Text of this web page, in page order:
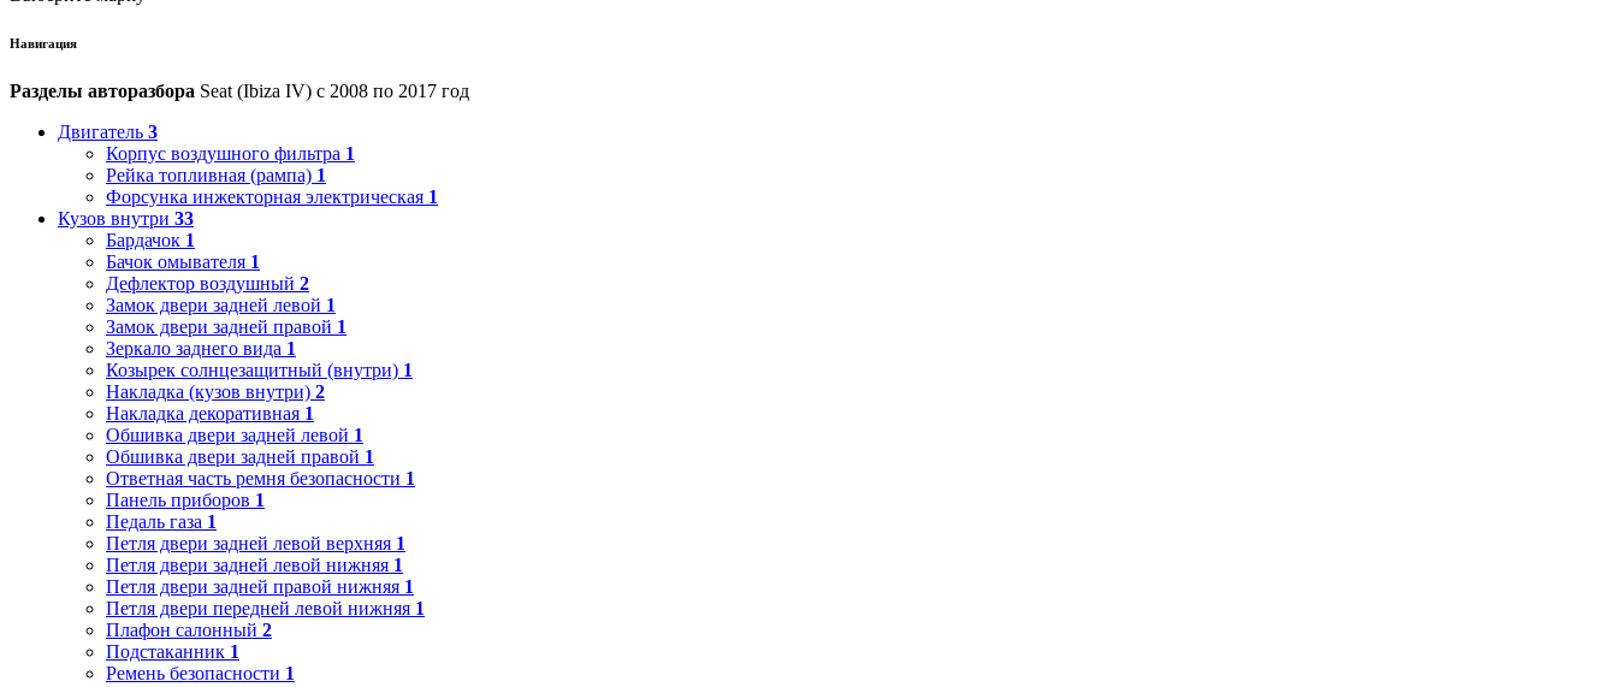
Навигация
Разделы авторазбора Seat (Ibiza IV) с 2008 по 2017 год
Двигатель 3
Корпус воздушного фильтра 1
Рейка топливная (рампа) 1
Форсунка инжекторная электрическая 1
Кузов внутри 33
Бардачок 1
Бачок омывателя 1
Дефлектор воздушный 2
Замок двери задней левой 1
Замок двери задней правой 1
Зеркало заднего вида 1
Козырек солнцезащитный (внутри) 1
Накладка (кузов внутри) 2
Накладка декоративная 1
Обшивка двери задней левой 1
Обшивка двери задней правой 1
Ответная часть ремня безопасности 1
Панель приборов 1
Педаль газа 1
Петля двери задней левой верхняя 1
Петля двери задней левой нижняя 1
Петля двери задней правой нижняя 1
Петля двери передней левой нижняя 1
Плафон салонный 2
Подстаканник 1
Ремень безопасности 1